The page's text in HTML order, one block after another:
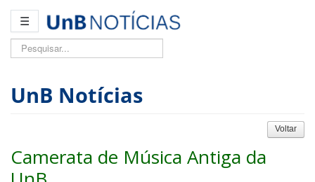
☰
Pesquisar...
UnB Notícias
Voltar
Camerata de Música Antiga da